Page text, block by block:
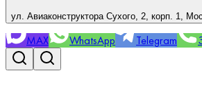
ул. Авиаконструктора Сухого, 2, корп. 1,
MAX WhatsApp Telegram